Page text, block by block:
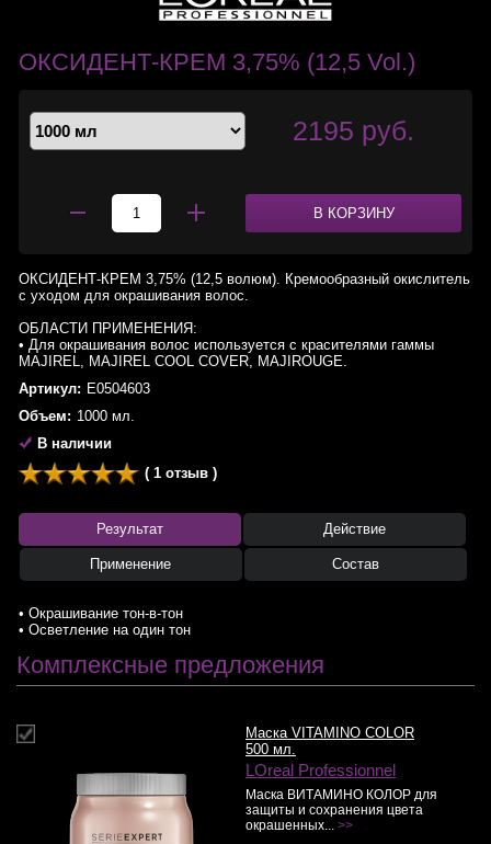
ОКСИДЕНТ-КРЕМ 3,75% (12,5 Vol.)
2195 руб.
В КОРЗИНУ
ОКСИДЕНТ-КРЕМ 3,75% (12,5 волюм). Кремообразный окислитель
с уходом для окрашивания волос.
ОБЛАСТИ ПРИМЕНЕНИЯ:
• Для окрашивания волос используется с красителями гаммы
MAJIREL, MAJIREL COOL COVER, MAJIROUGE.
Артикул: E0504603
Объем: 1000 мл.
В наличии
( 1 отзыв )
Результат Действие
Применение Состав
• Окрашивание тон-в-тон
• Осветление на один тон
Комплексные предложения
Маска VITAMINO COLOR
500 мл.
LOreal Professionnel
Маска ВИТАМИНО КОЛОР для
защиты и сохранения цвета
окрашенных... >>